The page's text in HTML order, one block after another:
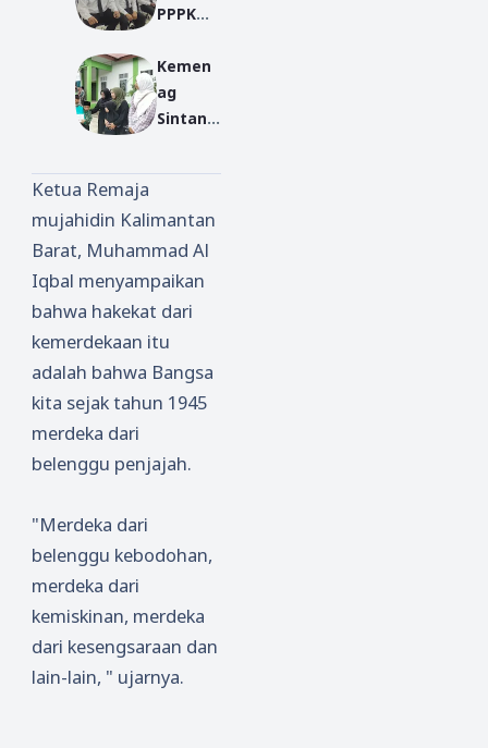
Warung
Jantung
Komuni
kasi di
Khatuli
PPPK
ag
Sintang
Ikuti
kaan
dan
Orienta
si 2025
Kemen
ag
Sintang
n 1000
Bingkis
an Pada
Peacef
ul
m
Lebara
n Yatim
Difabel
Ketua Remaja
mujahidin Kalimantan
Barat, Muhammad Al
Iqbal menyampaikan
bahwa hakekat dari
kemerdekaan itu
adalah bahwa Bangsa
kita sejak tahun 1945
merdeka dari
belenggu penjajah.
"Merdeka dari
belenggu kebodohan,
merdeka dari
kemiskinan, merdeka
dari kesengsaraan dan
lain-lain, " ujarnya.